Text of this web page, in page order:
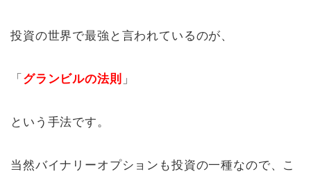
投資の世界で最強と言われているのが、
「 グランビルの法則 」
という手法です。
当然バイナリーオプションも投資の一種なので、こ